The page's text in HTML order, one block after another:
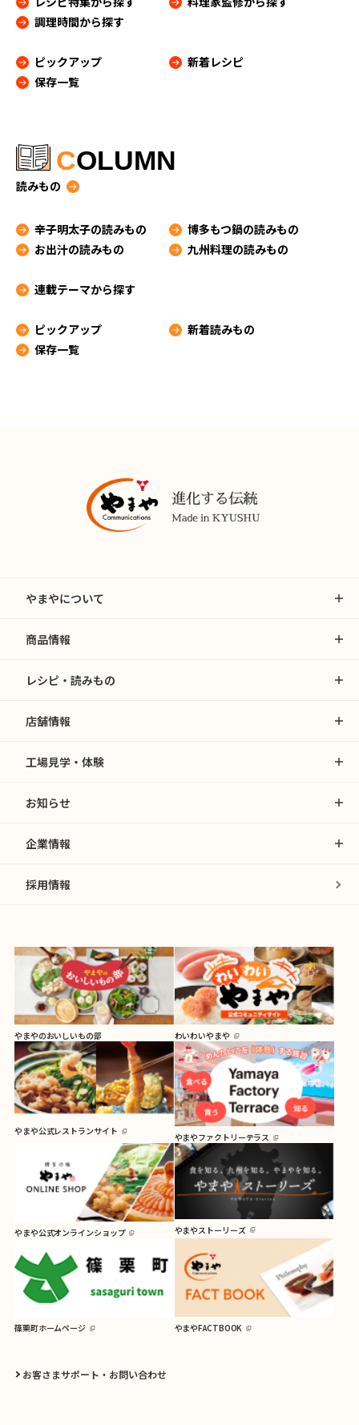
調理時間から探す
ピックアップ
新着レシピ
保存一覧
COLUMN
読みもの
辛子明太子の読みもの
博多もつ鍋の読みもの
お出汁の読みもの
九州料理の読みもの
連載テーマから探す
ピックアップ
新着読みもの
保存一覧
やまやについて
商品情報
レシピ・読みもの
店舗情報
工場見学・体験
お知らせ
企業情報
採用情報
お客さまサポート・お問い合わせ
やまやのおいしいもの部 わいわいやまや
やまや公式レストランサイト
やまやファクトリーテラス
やまや公式オンラインショップ やまやストーリーズ
篠栗町ホームページ やまやFACTBOOK